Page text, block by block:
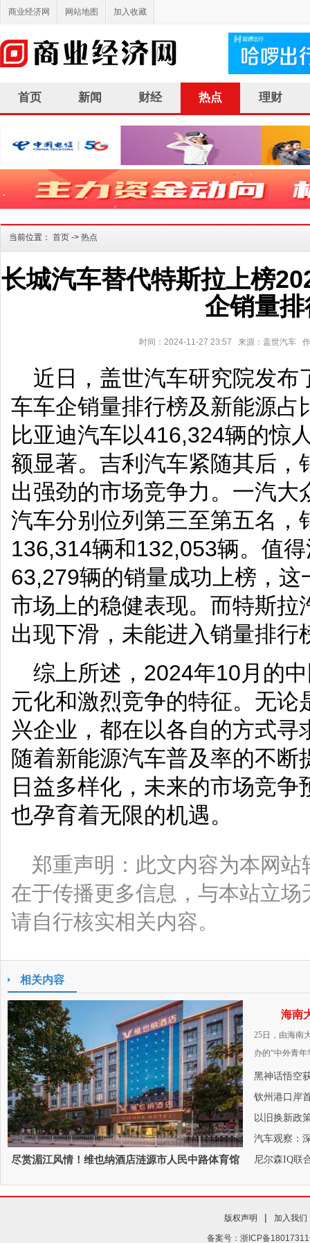
商业经济网 网站地图 加入收藏
首页 新闻 财经 热点 理财
当前位置： 首页 -> 热点
长城汽车替代特斯拉上榜
企销量
时间：2024-11-27 23:57 来源：盖世汽
近日，盖世汽车研究院发布
车车企销量排行榜及新能源占
比亚迪汽车以416,324辆的惊
额显著。吉利汽车紧随其后，
出强劲的市场竞争力。一汽大
汽车分别位列第三至第五名，
136,314辆和132,053辆。值
63,279辆的销量成功上榜，
市场上的稳健表现。而特斯拉
出现下滑，未能进入销量排行
综上所述，2024年10月的
元化和激烈竞争的特征。无论
兴企业，都在以各自的方式寻
随着新能源汽车普及率的不
日益多样化，未来的市场竞
也孕育着无限的机遇。
郑重声明：此文内容为本网
在于传播更多信息，与本站立
请自行核实相关内容。
相关内容
尽赏湄江风情！维也纳酒店涟源市人民中路体育馆
店开
海南
25日，由海南
办的“中外青
黑神话悟空
钦州港口岸
以旧换新政
汽车观察：
尼尔森IQ联
版权声明 | 加入我们
备案号：浙ICP备